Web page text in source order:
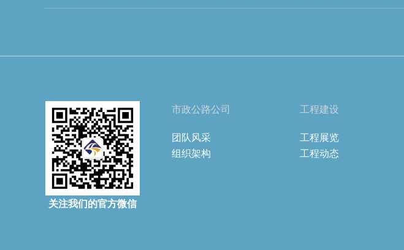
关注我们的官方微信
市政公路公司
团队风采
组织架构
工程建设
工程展览
工程动态